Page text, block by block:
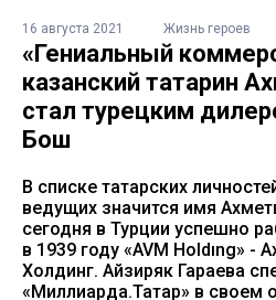
16 августа 2021 Жизнь героев
«Гениальный
казанский татарин
стал турецким
Бош
В списке татарских
ведущих значится имя
сегодня в Турции успешно
в 1939 году «AVM Holdıng» -
Холдинг. Айзиряк Гараева
«Миллиарда.Татар» в своем